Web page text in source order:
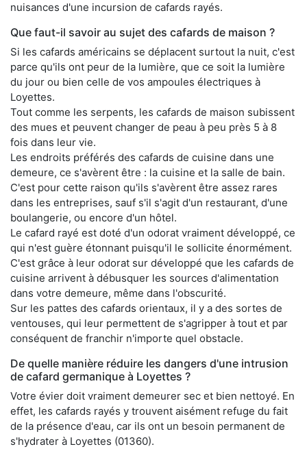
nuisances d'une incursion de cafards rayés.
Que faut-il savoir au sujet des cafards de maison ?
Si les cafards américains se déplacent surtout la nuit, c'est
parce qu'ils ont peur de la lumière, que ce soit la lumière
du jour ou bien celle de vos ampoules électriques à
Loyettes.
Tout comme les serpents, les cafards de maison subissent
des mues et peuvent changer de peau à peu près 5 à 8
fois dans leur vie.
Les endroits préférés des cafards de cuisine dans une
demeure, ce s'avèrent être : la cuisine et la salle de bain.
C'est pour cette raison qu'ils s'avèrent être assez rares
dans les entreprises, sauf s'il s'agit d'un restaurant, d'une
boulangerie, ou encore d'un hôtel.
Le cafard rayé est doté d'un odorat vraiment développé, ce
qui n'est guère étonnant puisqu'il le sollicite énormément.
C'est grâce à leur odorat sur développé que les cafards de
cuisine arrivent à débusquer les sources d'alimentation
dans votre demeure, même dans l'obscurité.
Sur les pattes des cafards orientaux, il y a des sortes de
ventouses, qui leur permettent de s'agripper à tout et par
conséquent de franchir n'importe quel obstacle.
De quelle manière réduire les dangers d'une intrusion
de cafard germanique à Loyettes ?
Votre évier doit vraiment demeurer sec et bien nettoyé. En
effet, les cafards rayés y trouvent aisément refuge du fait
de la présence d'eau, car ils ont un besoin permanent de
s'hydrater à Loyettes (01360).